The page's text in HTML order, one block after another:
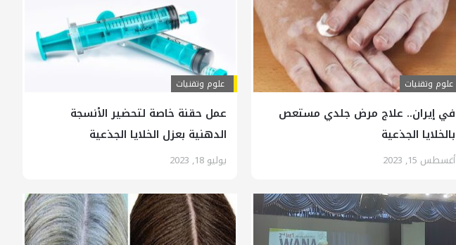
علوم وتقنيات
في إيران.. علاج مرض جلدي مستعص
بالخلايا الجذعية
أغسطس 15, 2023
علوم وتقنيات
عمل حقنة خاصة لتحضير الأنسجة
الدهنية بعزل الخلايا الجذعية
يوليو 18, 2023